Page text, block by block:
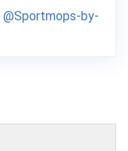
@Sportmops-by-